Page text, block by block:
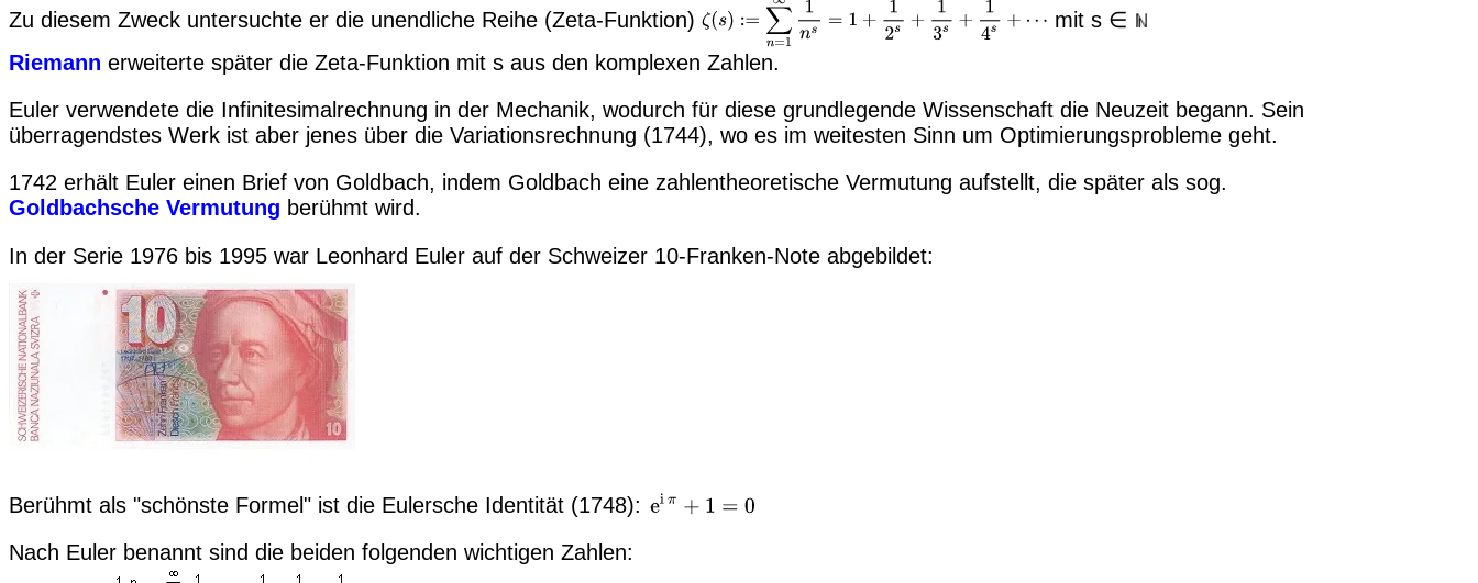
Zu diesem Zweck untersuchte er die unendliche Reihe (Zeta-Funktion)
mit s ∈
Riemann erweiterte später die Zeta-Funktion mit s aus den komplexen Zahlen.
Euler verwendete die Infinitesimalrechnung in der Mechanik, wodurch für diese grundlegende Wissenschaft die Neuzeit begann. Sein
überragendstes Werk ist aber jenes über die Variationsrechnung (1744), wo es im weitesten Sinn um Optimierungsprobleme geht.
1742 erhält Euler einen Brief von Goldbach, indem Goldbach eine zahlentheoretische Vermutung aufstellt, die später als sog.
Goldbachsche Vermutung berühmt wird.
In der Serie 1976 bis 1995 war Leonhard Euler auf der Schweizer 10-Franken-Note abgebildet:
Berühmt als "schönste Formel" ist die Eulersche Identität (1748):
Nach Euler benannt sind die beiden folgenden wichtigen Zahlen: